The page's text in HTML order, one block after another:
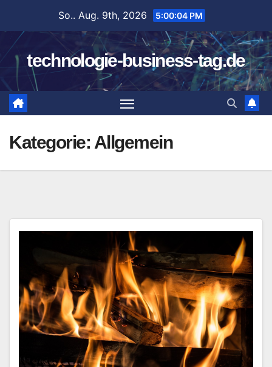
springen
So.. Aug. 9th, 2026 5:00:05 PM
technologie-business-tag.de
Kategorie: Allgemein